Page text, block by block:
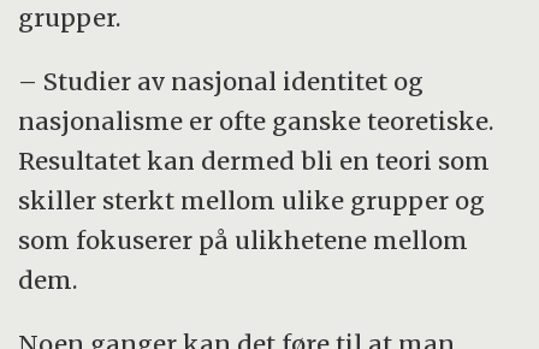
grupper.
– Studier av nasjonal identitet og
nasjonalisme er ofte ganske teoretiske.
Resultatet kan dermed bli en teori som
skiller sterkt mellom ulike grupper og
som fokuserer på ulikhetene mellom
dem.